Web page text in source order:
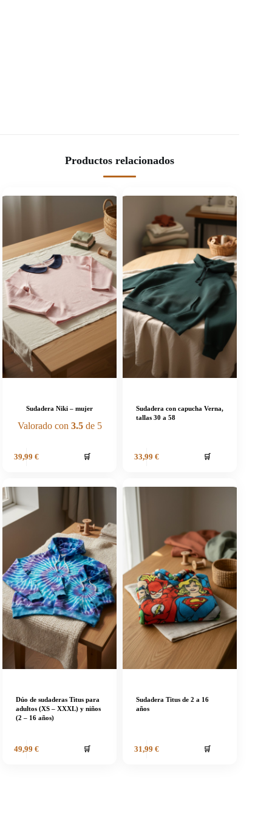
Productos relacionados
Sudadera Niki – mujer
Valorado con 3.5de 5
39,99 € 🛒
Sudadera con capucha Verna,
tallas 30 a 58
33,99 € 🛒
Dúo de sudaderas Titus para
adultos (XS – XXXL) y niños
(2 – 16 años)
49,99 € 🛒
Sudadera Titus de 2 a 16
años
31,99 € 🛒